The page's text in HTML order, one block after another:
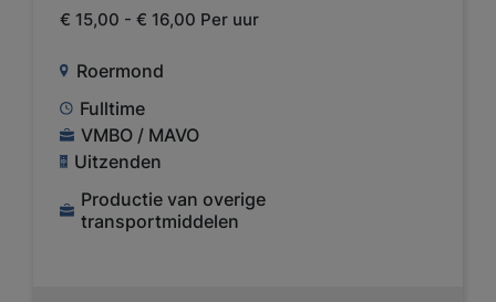
€ 15,00 - € 16,00 Per uur
Roermond
Fulltime
VMBO / MAVO
Uitzenden
Productie van overige
transportmiddelen